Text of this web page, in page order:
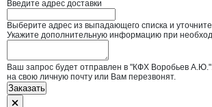
Введите адрес доставки
Выберите адрес из выпадающего списка и
Укажите дополнительную информацию при
Ваш запрос будет отправлен в "КФХ Воробьев
на свою личную почту или Вам перезвонят.
Заказать